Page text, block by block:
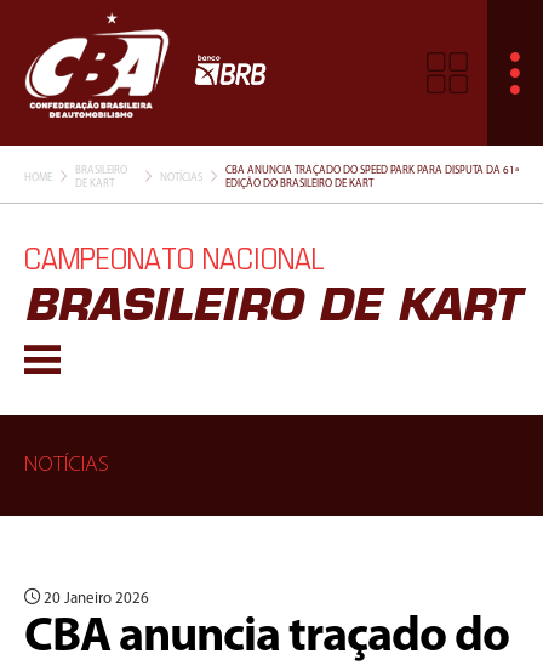
HOME
BRASILEIRO
DE KART
NOTÍCIAS
CBA ANUNCIA TRAÇADO DO SPEED PARK PARA DISPUTA DA 61ª
EDIÇÃO DO BRASILEIRO DE KART
CAMPEONATO NACIONAL
BRASILEIRO DE KART
NOTÍCIAS
20 Janeiro 2026
CBA anuncia traçado do